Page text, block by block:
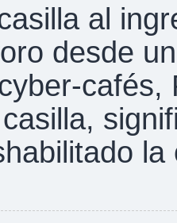
al
desde
la